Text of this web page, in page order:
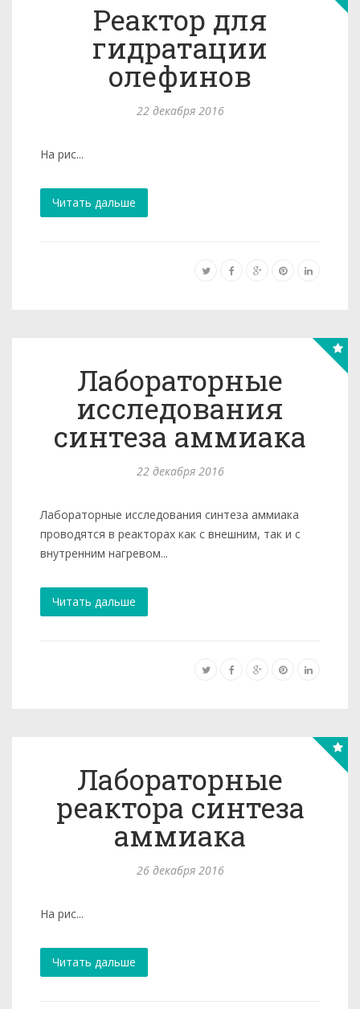
Реактор для
гидратации
олефинов
22 декабря 2016
На рис...
Читать дальше
Лабораторные
исследования
синтеза аммиака
22 декабря 2016
Лабораторные исследования синтеза аммиака
проводятся в реакторах как с внешним, так и с
внутренним нагревом...
Читать дальше
Лабораторные
реактора синтеза
аммиака
26 декабря 2016
На рис...
Читать дальше